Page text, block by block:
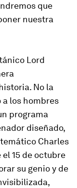
que
nuestra
Lord
No la
los hombres
programa
diseñado,
Charles
15 de octubre
su genio y de